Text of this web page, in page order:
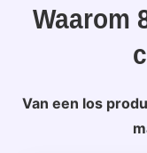
Waarom
Van een los